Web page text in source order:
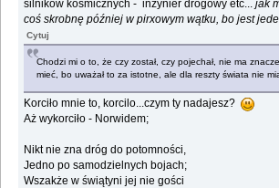
silników kosmicznych - inżynier drogowy etc...jak
coś skrobnę później w pirxowym wątku, bo jest
Cytuj
Chodzi mi o to, że czy został, czy pojechał, nie ma
mieć, bo uważał to za istotne, ale dla reszty świata nie
Korciło mnie to, korcilo...czym ty nadajesz?
Aż wykorciło - Norwidem;
Nikt nie zna dróg do potomności,
Jedno po samodzielnych bojach;
Wszakże w świątyni jej nie gości